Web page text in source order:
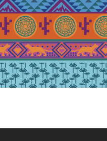
del